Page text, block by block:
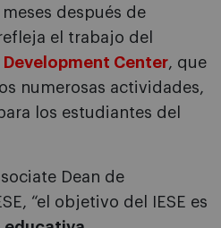
después de
el trabajo del
Development Center, que
numerosas actividades,
los estudiantes del
Dean de
“el objetivo del IESE es